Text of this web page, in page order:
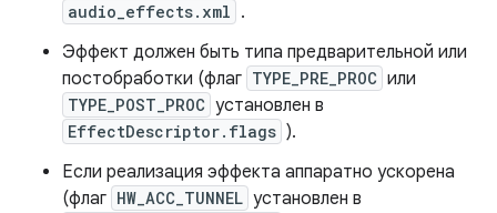
audio_effects.xml .
Эффект должен быть типа предварительной или
постобработки (флаг TYPE_PRE_PROC или
TYPE_POST_PROC установлен в
EffectDescriptor.flags ).
Если реализация эффекта аппаратно ускорена
(флаг HW_ACC_TUNNEL установлен в